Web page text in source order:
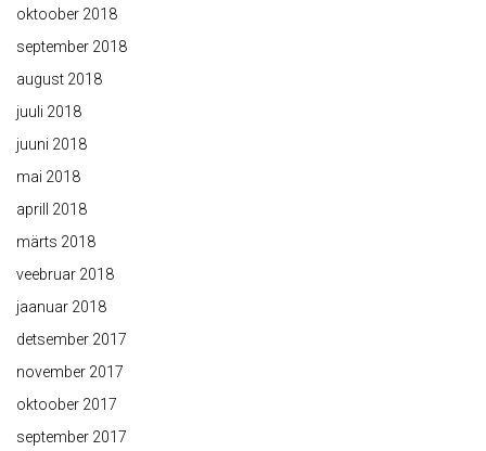
oktoober 2018
september 2018
august 2018
juuli 2018
juuni 2018
mai 2018
aprill 2018
märts 2018
veebruar 2018
jaanuar 2018
detsember 2017
november 2017
oktoober 2017
september 2017